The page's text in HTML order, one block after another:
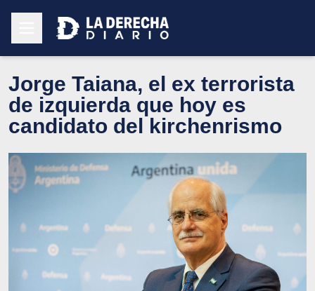
Jorge Taiana, el ex terrorista
de izquierda que hoy es
candidato del kirchenrismo